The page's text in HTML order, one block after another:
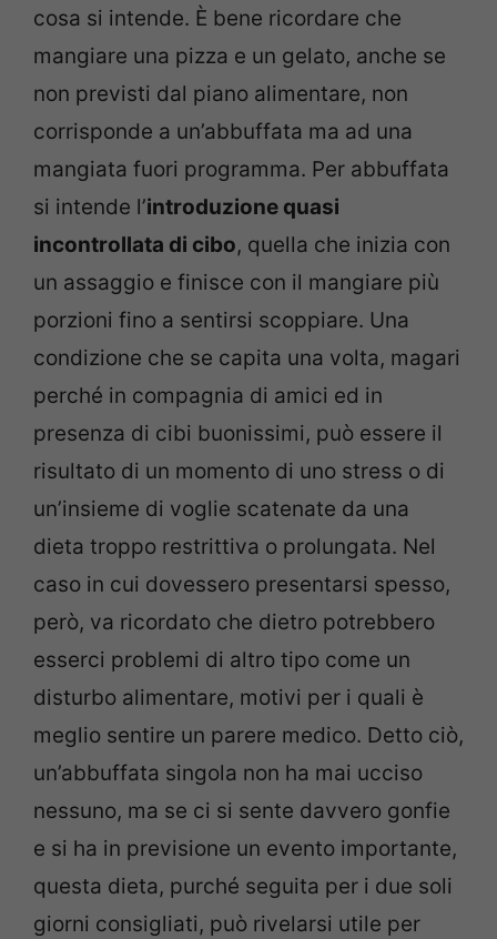
cosa si intende. È bene ricordare che
mangiare una pizza e un gelato, anche se
non previsti dal piano alimentare, non
corrisponde a un’abbuffata ma ad una
mangiata fuori programma. Per abbuffata
si intende l’introduzione quasi
incontrollata di cibo, quella che inizia con
un assaggio e finisce con il mangiare più
porzioni fino a sentirsi scoppiare. Una
condizione che se capita una volta, magari
perché in compagnia di amici ed in
presenza di cibi buonissimi, può essere il
risultato di un momento di uno stress o di
un’insieme di voglie scatenate da una
dieta troppo restrittiva o prolungata. Nel
caso in cui dovessero presentarsi spesso,
però, va ricordato che dietro potrebbero
esserci problemi di altro tipo come un
disturbo alimentare, motivi per i quali è
meglio sentire un parere medico. Detto ciò,
un’abbuffata singola non ha mai ucciso
nessuno, ma se ci si sente davvero gonfie
e si ha in previsione un evento importante,
questa dieta, purché seguita per i due soli
giorni consigliati, può rivelarsi utile per